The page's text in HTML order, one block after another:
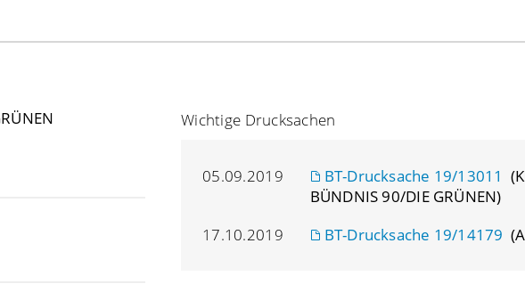
Wichtige Drucksachen
05.09.2019 BT-Drucksache 19/13011
BÜNDNIS 90/DIE GRÜNEN)
17.10.2019
BT-Drucksache 19/14179